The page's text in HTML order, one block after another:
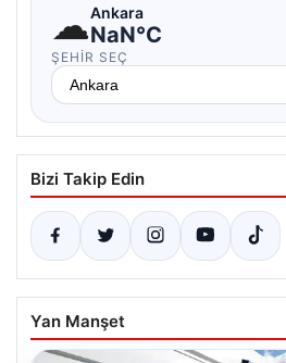
☁Ankara
NaN°C
ŞEHIR SEÇ
Bizi Takip Edin
Yan Manşet